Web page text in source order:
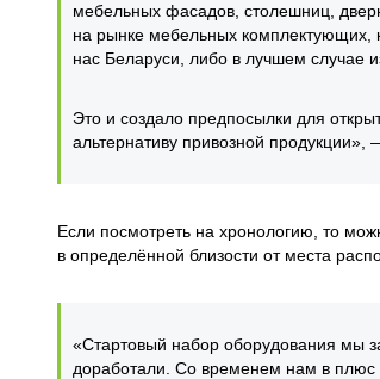
мебельных фасадов, столешниц,
на рынке мебельных комплектующих,
нас Беларуси, либо в лучшем случае
Это и создало предпосылки для
альтернативу привозной
Если посмотреть на хронологию, то
в определённой близости от места
«Стартовый набор оборудования мы
доработали. Со временем нам в плюс